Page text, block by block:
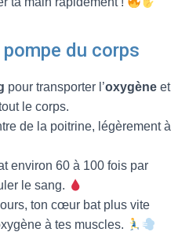
du corps
pour transporter l’oxygène et
le corps.
de la poitrine, légèrement à
environ 60 à 100 fois par
le sang.
ton cœur bat plus vite
à tes muscles.